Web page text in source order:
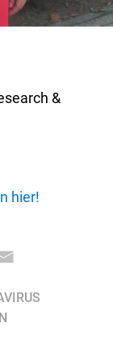
&
hier!